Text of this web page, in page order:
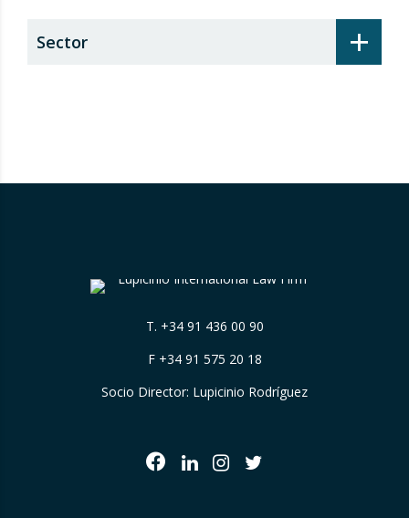
+
Sector
T. +34 91 436 00 90
F +34 91 575 20 18
Socio Director: Lupicinio Rodríguez